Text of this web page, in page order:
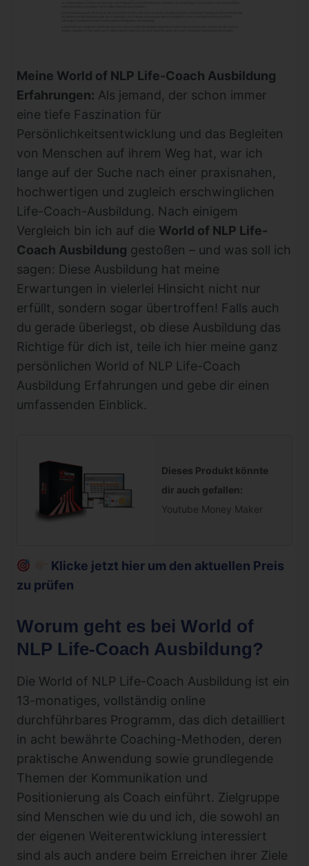
Meine World of NLP Life-Coach Ausbildung
Erfahrungen: Als jemand, der schon immer
eine tiefe Faszination für
Persönlichkeitsentwicklung und das Begleiten
von Menschen auf ihrem Weg hat, war ich
lange auf der Suche nach einer praxisnahen,
hochwertigen und zugleich erschwinglichen
Life-Coach-Ausbildung. Nach einigem
Vergleich bin ich auf die World of NLP Life-
Coach Ausbildung gestoßen – und was soll ich
sagen: Diese Ausbildung hat meine
Erwartungen in vielerlei Hinsicht nicht nur
erfüllt, sondern sogar übertroffen! Falls auch
du gerade überlegst, ob diese Ausbildung das
Richtige für dich ist, teile ich hier meine ganz
persönlichen World of NLP Life-Coach
Ausbildung Erfahrungen und gebe dir einen
umfassenden Einblick.
Dieses Produkt könnte
dir auch gefallen:
Youtube Money Maker
Klicke jetzt hier um den aktuellen Preis
zu prüfen
Worum geht es bei World of
NLP Life-Coach Ausbildung?
Die World of NLP Life-Coach Ausbildung ist ein
13-monatiges, vollständig online
durchführbares Programm, das dich detailliert
in acht bewährte Coaching-Methoden, deren
praktische Anwendung sowie grundlegende
Themen der Kommunikation und
Positionierung als Coach einführt. Zielgruppe
sind Menschen wie du und ich, die sowohl an
der eigenen Weiterentwicklung interessiert
sind als auch andere beim Erreichen ihrer Ziele